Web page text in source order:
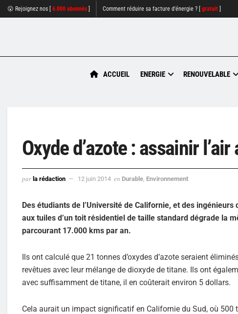
😮 Rejoignez nos [ 6.000 abonnés Comment réduire sa facture d'énergie ? [ gratuit
ACCUEIL ENERGIE RENOUVELABLE
Oxyde d’azote : assainir
par la rédaction 12 juin 2014 en Durable Environnement
Des étudiants de l’Université de Californie, et des
aux tuiles d’un toit résidentiel de taille standard dégrade la
parcourant 17.000 kms par an.
Ils ont calculé que 21 tonnes d’oxydes d’azote seraient
revêtues avec leur mélange de dioxyde de titane. Ils ont
avec suffisamment de titane, il en coûterait environ 5 dollars.
Cela aurait un impact significatif en Californie du Sud, où 500